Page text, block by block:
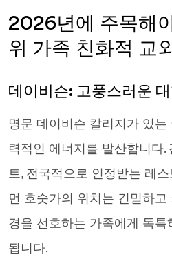
2026년에 주목해
위 가족 친화적 교
데이비슨: 고풍스러운 대
명문 데이비슨 칼리지가 있는
력적인 에너지를 발산합니다.
트, 전국적으로 인정받는 레
먼 호숫가의 위치는 긴밀하
경을 선호하는 가족에게 독
됩니다.